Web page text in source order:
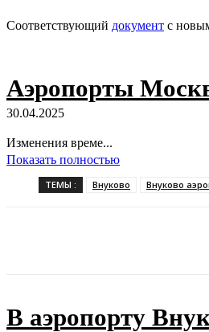
Соответствующий документ с
Аэропорты
30.04.2025
Изменения време...
Показать полностью
ТЕМЫ : Внуково Внуково
В аэропорту